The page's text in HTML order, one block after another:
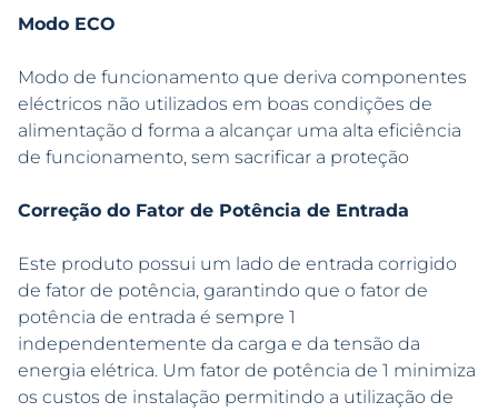
Modo ECO
Modo de funcionamento que deriva componentes
eléctricos não utilizados em boas condições de
alimentação d forma a alcançar uma alta eficiência
de funcionamento, sem sacrificar a proteção
Correção do Fator de Potência de Entrada
Este produto possui um lado de entrada corrigido
de fator de potência, garantindo que o fator de
potência de entrada é sempre 1
independentemente da carga e da tensão da
energia elétrica. Um fator de potência de 1 minimiza
os custos de instalação permitindo a utilização de